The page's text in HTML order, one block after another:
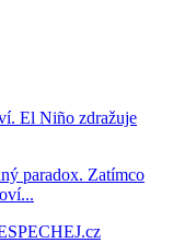
El Niño zdražuje
paradox. Zatímco